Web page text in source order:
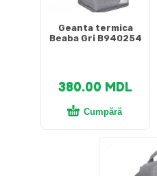
Geanta termica
Beaba Gri B940254
380.00 MDL
Cumpără